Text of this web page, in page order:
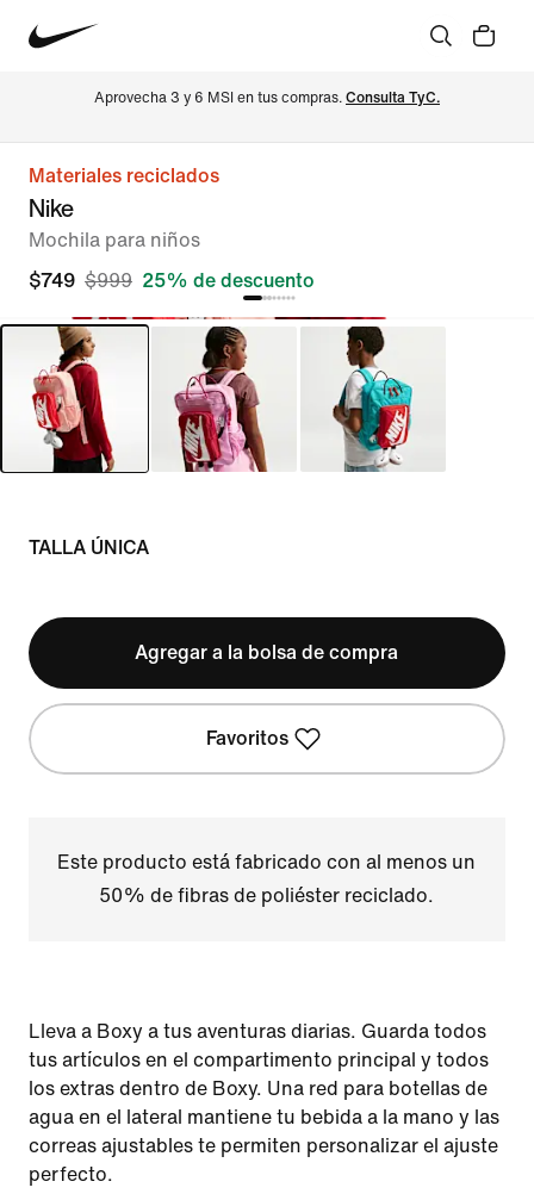
Aprovecha 3 y 6 MSI en tus compras. Consulta TyC.
Materiales reciclados
Nike
Mochila para niños
$749 $999 25% de descuento
TALLA ÚNICA
Agregar a la bolsa de compra
Favoritos
Este producto está fabricado con al menos un
50% de fibras de poliéster reciclado.
Lleva a Boxy a tus aventuras diarias. Guarda todos
tus artículos en el compartimento principal y todos
los extras dentro de Boxy. Una red para botellas de
agua en el lateral mantiene tu bebida a la mano y las
correas ajustables te permiten personalizar el ajuste
perfecto.